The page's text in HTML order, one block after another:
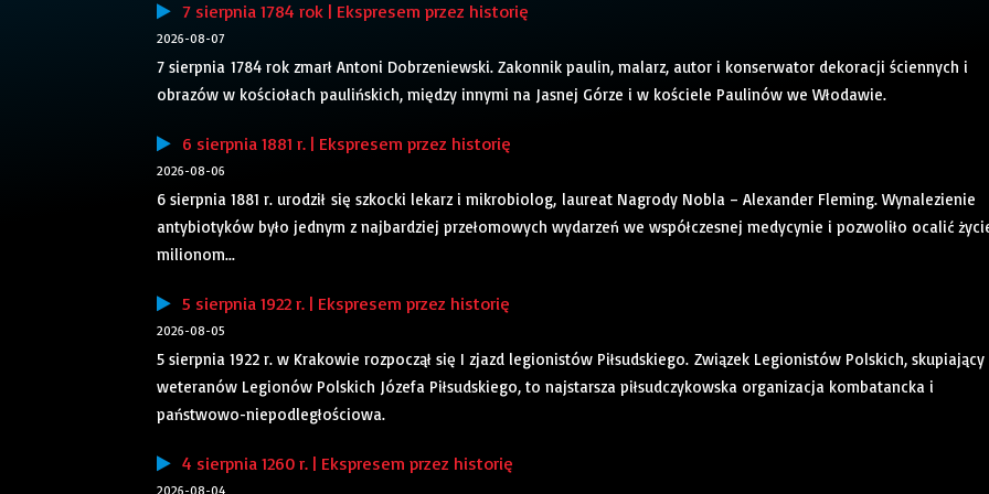
7 sierpnia 1784 rok | Ekspresem przez historię
2026-08-07
7 sierpnia 1784 rok zmarł Antoni Dobrzeniewski. Zakonnik paulin, malarz, autor i konserwator dekoracji ściennych i
obrazów w kościołach paulińskich, między innymi na Jasnej Górze i w kościele Paulinów we Włodawie.
6 sierpnia 1881 r. | Ekspresem przez historię
2026-08-06
6 sierpnia 1881 r. urodził się szkocki lekarz i mikrobiolog, laureat Nagrody Nobla – Alexander Fleming. Wynalezienie
antybiotyków było jednym z najbardziej przełomowych wydarzeń we współczesnej medycynie i pozwoliło ocalić
milionom...
5 sierpnia 1922 r. | Ekspresem przez historię
2026-08-05
5 sierpnia 1922 r. w Krakowie rozpoczął się I zjazd legionistów Piłsudskiego. Związek Legionistów Polskich, skupiający
weteranów Legionów Polskich Józefa Piłsudskiego, to najstarsza piłsudczykowska organizacja kombatancka i
państwowo-niepodległościowa.
4 sierpnia 1260 r. | Ekspresem przez historię
2026-08-04